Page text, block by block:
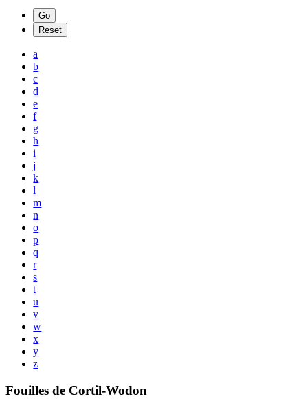
a
b
c
d
e
f
g
h
i
j
k
l
m
n
o
p
q
r
s
t
u
v
w
x
y
z
Fouilles de Cortil-Wodon